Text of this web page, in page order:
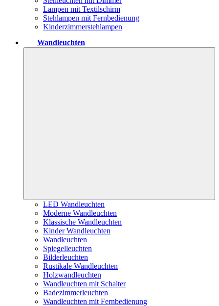
Lampen mit Textilschirm
Stehlampen mit Fernbedienung
Kinderzimmerstehlampen
Wandleuchten
LED Wandleuchten
Moderne Wandleuchten
Klassische Wandleuchten
Kinder Wandleuchten
Wandleuchten
Spiegelleuchten
Bilderleuchten
Rustikale Wandleuchten
Holzwandleuchten
Wandleuchten mit Schalter
Badezimmerleuchten
Wandleuchten mit Fernbedienung